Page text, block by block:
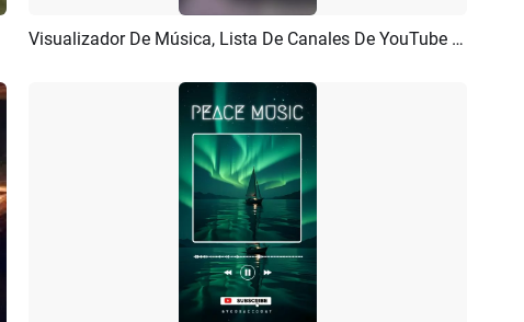
Previsualizar Crear IA Visualizador De Música, Lista De Canales De YouTube Y Reproductor